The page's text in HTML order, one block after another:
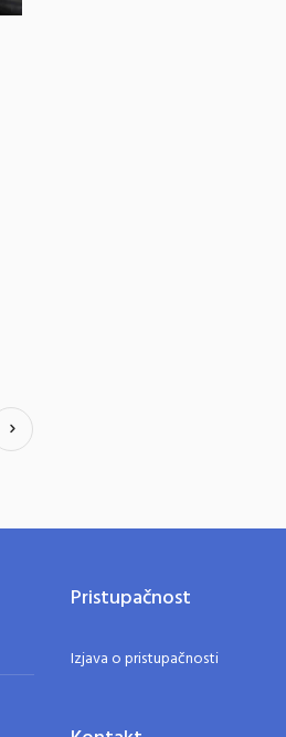
Pristupačnost
Izjava o pristupačnosti